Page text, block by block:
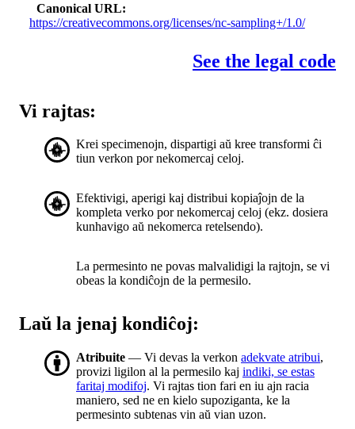
Canonical URL
https://creativecommons.org/licenses/nc-sampling+/1.0/
See the legal code
Vi rajtas:
Krei specimenojn, dispartigi aŭ kree transformi ĉi
tiun verkon por nekomercaj celoj.
Efektivigi, aperigi kaj distribui kopiaĵojn de la
kompleta verko por nekomercaj celoj (ekz. dosiera
kunhavigo aŭ nekomerca retelsendo).
La permesinto ne povas malvalidigi la rajtojn, se vi
obeas la kondiĉojn de la permesilo.
Laŭ la jenaj kondiĉoj:
Atribuite — Vi devas la verkon adekvate atribui,
provizi ligilon al la permesilo kaj indiki, se estas
faritaj modifoj. Vi rajtas tion fari en iu ajn racia
maniero, sed ne en kielo supoziganta, ke la
permesinto subtenas vin aŭ vian uzon.